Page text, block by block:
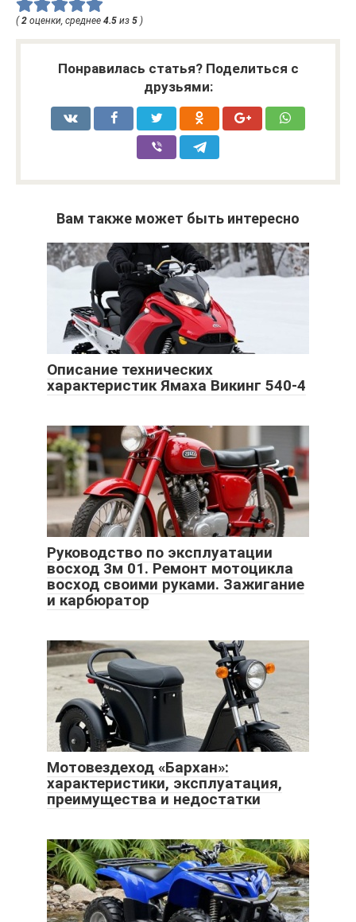
( 2 оценки, среднее 4.5 из 5 )
Понравилась статья? Поделиться с
друзьями:
Вам также может быть интересно
Описание технических
характеристик Ямаха Викинг 540-4
Руководство по эксплуатации
восход 3м 01. Ремонт мотоцикла
восход своими руками. Зажигание
и карбюратор
Мотовездеход «Бархан»:
характеристики, эксплуатация,
преимущества и недостатки